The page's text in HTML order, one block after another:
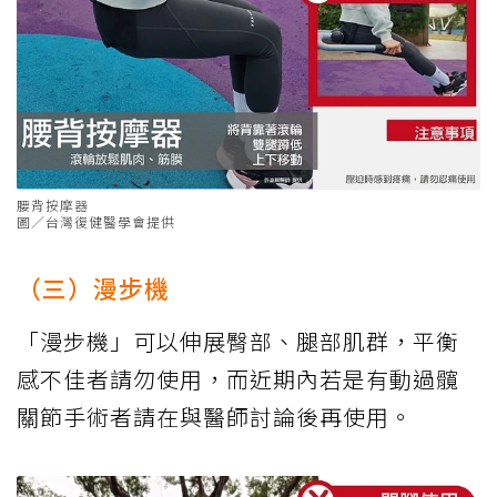
腰背按摩器
圖／台灣復健醫學會提供
（三）漫步機
「漫步機」可以伸展臀部、腿部肌群，平衡
感不佳者請勿使用，而近期內若是有動過髖
關節手術者請在與醫師討論後再使用。